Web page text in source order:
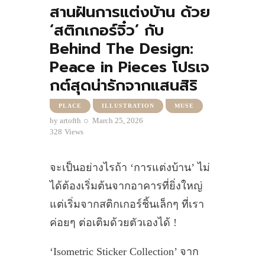
สานฝันการแต่งบ้าน ด้วย
‘สติกเกอร์จิ๋ว’ กับ
Behind The Design:
Peace in Pieces โปรเจ
กต์สุดน่ารักจากแสนสิริ
PLACE ILLUSTRATION MUSE
by artofth
March 25, 2026
328 Views
จะเป็นอย่างไรถ้า ‘การแต่งบ้าน’ ไม่
ได้ต้องเริ่มต้นจากอาคารที่ยิ่งใหญ่
แต่เริ่มจากสติกเกอร์ชิ้นเล็กๆ ที่เรา
ค่อยๆ ต่อเติมด้วยตัวเองได้ !
‘Isometric Sticker Collection’ จาก